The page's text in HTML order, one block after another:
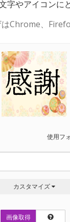
字やアイコンに
Chrome、
感謝
使用フ
カスタマイズ
画像取得